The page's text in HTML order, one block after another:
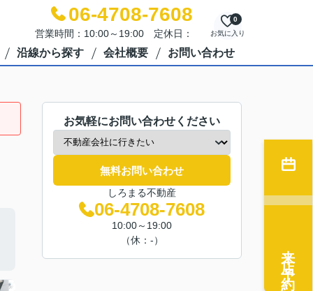
06-4708-7608
営業時間：10:00～19:00 定休日： お気に入り
0
沿線から探す 会社概要 お問い合わせ
お気軽にお問い合わせください
無料お問い合わせ
しろまる不動産
06-4708-7608
10:00～19:00
（休：-）
来店予約